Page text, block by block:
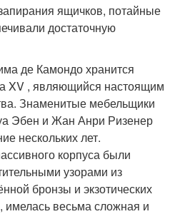
ящичков, потайные
достаточную
де Камондо хранится
XV , являющийся настоящим
Знаменитые мебельщики
Эбен и Жан Анри Ризенер
нескольких лет.
корпуса были
узорами из
бронзы и экзотических
имелась весьма сложная и